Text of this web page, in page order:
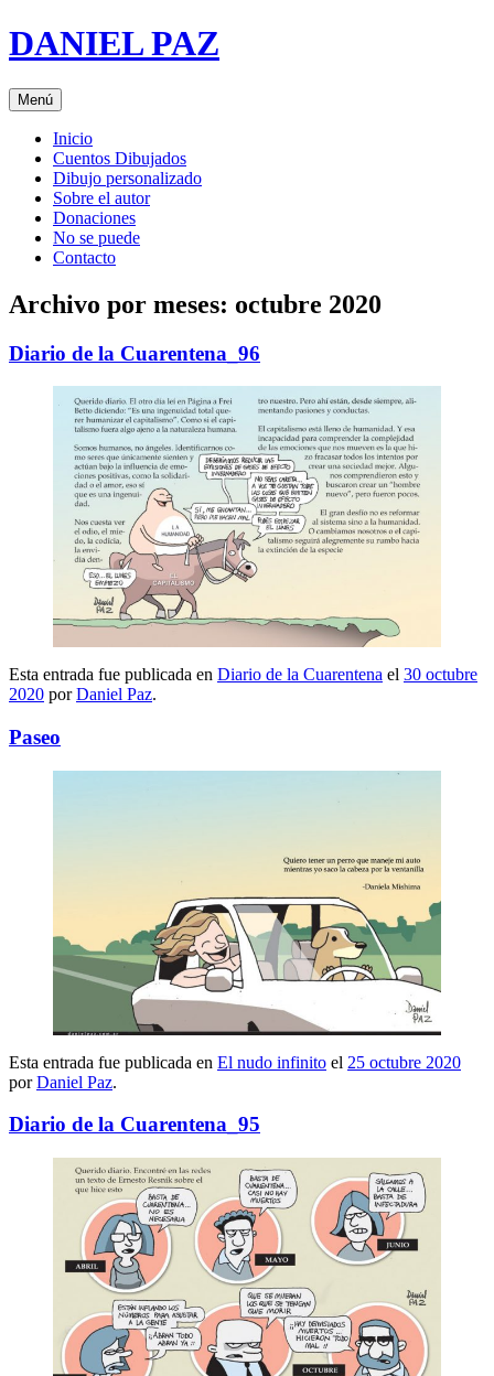
Saltar
al
DANIEL PAZ
Menú
Inicio
Cuentos Dibujados
Dibujo personalizado
Sobre el autor
Donaciones
No se puede
Contacto
Archivo por meses: octubre 2020
Diario de la Cuarentena_96
Esta entrada fue publicada en Diario de la Cuarentena el 30 octubre
2020 porDaniel Paz.
Paseo
Esta entrada fue publicada en El nudo infinito el 25 octubre 2020
porDaniel Paz.
Diario de la Cuarentena_95